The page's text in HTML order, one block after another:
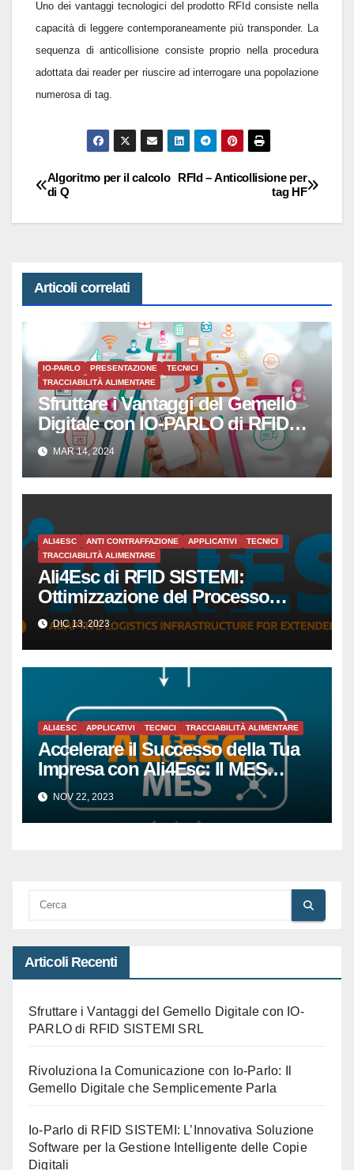
Uno dei vantaggi tecnologici del prodotto RFId consiste nella
capacità di leggere contemporaneamente più transponder. La
sequenza di anticollisione consiste proprio nella procedura
adottata dai reader per riuscire ad interrogare una popolazione
numerosa di tag.
Navigazione
articoli
RFId – Anticollisione per
tag HF
Algoritmo per il calcolo
di Q
Articoli correlati
IO-PARLO PRESENTAZIONE
TECNICI
TRACCIABILITÀ ALIMENTARE
Sfruttare i Vantaggi del Gemello
Digitale con IO-PARLO di RFID
SISTEMI SRL
MAR 14, 2024
ALI4ESC ANTI CONTRAFFAZIONE APPLICATIVI
TECNICI
TRACCIABILITÀ ALIMENTARE
Ali4Esc di RFID SISTEMI:
Ottimizzazione del Processo
Produttivo per Piccole e Medie
Imprese tramite la Tecnologia
RFID
DIC 13, 2023
ALI4ESC APPLICATIVI TECNICI TRACCIABILITÀ ALIMENTARE
Accelerare il Successo della Tua
Impresa con Ali4Esc: Il MES
All’avanguardia per la Piccola e
Media Impresa
NOV 22, 2023
Articoli Recenti
Sfruttare i Vantaggi del Gemello Digitale con IO-
PARLO di RFID SISTEMI SRL
Rivoluziona la Comunicazione con Io-Parlo: Il
Gemello Digitale che Semplicemente Parla
Io-Parlo di RFID SISTEMI: L’Innovativa Soluzione
Software per la Gestione Intelligente delle Copie
Digitali